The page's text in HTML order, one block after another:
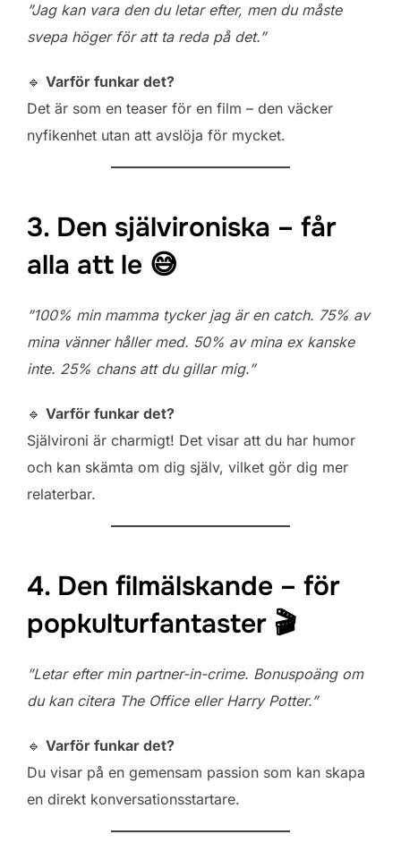
”Jag kan vara den du letar efter, men du måste
svepa höger för att ta reda på det.”
🔹 Varför funkar det?
Det är som en teaser för en film – den väcker
nyfikenhet utan att avslöja för mycket.
3. Den självironiska – får
alla att le 😅
”100% min mamma tycker jag är en catch. 75% av
mina vänner håller med. 50% av mina ex kanske
inte. 25% chans att du gillar mig.”
🔹 Varför funkar det?
Självironi är charmigt! Det visar att du har humor
och kan skämta om dig själv, vilket gör dig mer
relaterbar.
4. Den filmälskande – för
popkulturfantaster 🎬
”Letar efter min partner-in-crime. Bonuspoäng om
du kan citera The Office eller Harry Potter.”
🔹 Varför funkar det?
Du visar på en gemensam passion som kan skapa
en direkt konversationsstartare.